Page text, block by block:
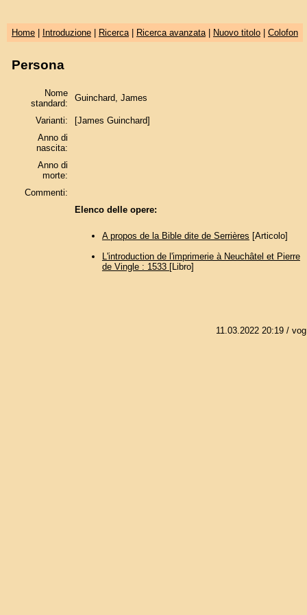
Home| Introduzione| Ricerca| Ricerca avanzata| Nuovo titolo| Colofon
Persona
Nome
standard:
Guinchard, James
Varianti:
[James Guinchard]
Anno di
nascita:
Anno di
morte:
Commenti:
Elenco delle opere:
A propos de la Bible dite de Serrières [Articolo]
L'introduction de l'imprimerie à Neuchâtel et Pierre
de Vingle : 1533 [Libro]
11.03.2022 20:19/ vog